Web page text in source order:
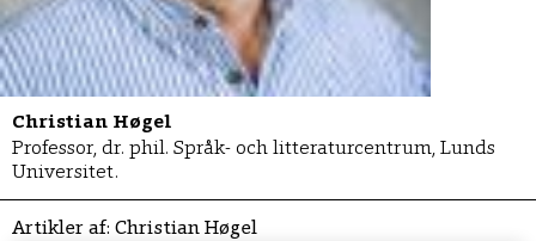
Christian Høgel
Professor, dr. phil. Språk- och litteraturcentrum, Lunds
Universitet.
Artikler af: Christian Høgel